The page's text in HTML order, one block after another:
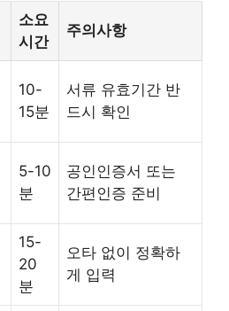
소요
시간
주의사항
10-
15분
서류 유효기간 반
드시 확인
5-10
분
공인인증서 또는
간편인증 준비
15-
20
분
오타 없이 정확하
게 입력